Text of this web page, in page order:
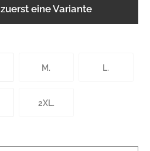
eine Variante
M. L.
2XL.